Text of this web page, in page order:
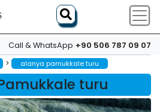
Call & WhatsApp +90 506 787 09 07
> alanya pamukkale turu
turu